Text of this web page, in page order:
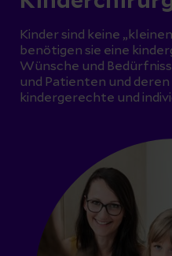
Kinder sind keine
benötigen sie eine
Wünsche und
und Patienten und
kindergerechte und